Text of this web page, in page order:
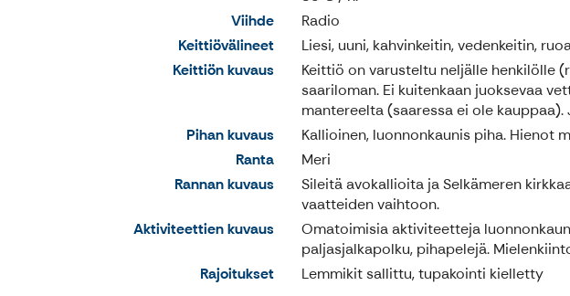
Viihde
Radio
Keittiövälineet
Liesi, uuni, kahvinkeitin, vedenkeitin,
Keittiön kuvaus
Keittiö on varusteltu neljälle henkilölle
saariloman. Ei kuitenkaan juoksevaa
mantereelta (saaressa ei ole
Pihan kuvaus
Kallioinen, luonnonkaunis piha. Hienot
Ranta
Meri
Rannan kuvaus
Sileitä avokallioita ja Selkämeren
vaatteiden vaihtoon.
Aktiviteettien kuvaus
Omatoimisia aktiviteetteja
paljasjalkapolku, pihapelejä.
Rajoitukset
Lemmikit sallittu, tupakointi kielletty